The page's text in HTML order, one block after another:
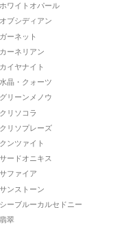
ホワイトオパール
オブシディアン
ガーネット
カーネリアン
カイヤナイト
水晶・クォーツ
グリーンメノウ
クリソコラ
クリソプレーズ
クンツァイト
サードオニキス
サファイア
サンストーン
シーブルーカルセドニー
翡翠